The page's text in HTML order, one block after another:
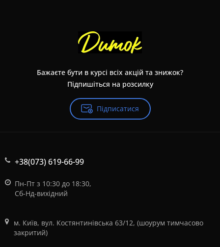
Бажаєте бути в курсі всіх акцій та знижок?
Підпишіться на розсилку
Підписатися
+38(073) 619-66-99
Пн-Пт з 10:30 до 18:30,
Сб-Нд-вихідний
м. Київ, вул. Костянтинівська 63/12, (шоурум тимчасово
закритий)